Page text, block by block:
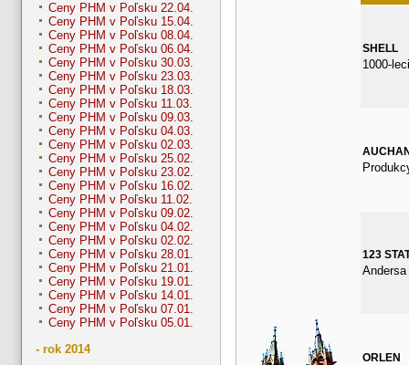
Ceny PHM v Poľsku 22.04.
Ceny PHM v Poľsku 15.04.
Ceny PHM v Poľsku 08.04.
Ceny PHM v Poľsku 06.04.
Ceny PHM v Poľsku 30.03.
Ceny PHM v Poľsku 23.03.
Ceny PHM v Poľsku 18.03.
Ceny PHM v Poľsku 11.03.
Ceny PHM v Poľsku 09.03.
Ceny PHM v Poľsku 04.03.
Ceny PHM v Poľsku 02.03.
Ceny PHM v Poľsku 25.02.
Ceny PHM v Poľsku 23.02.
Ceny PHM v Poľsku 16.02.
Ceny PHM v Poľsku 11.02.
Ceny PHM v Poľsku 09.02.
Ceny PHM v Poľsku 04.02.
Ceny PHM v Poľsku 02.02.
Ceny PHM v Poľsku 28.01.
Ceny PHM v Poľsku 21.01.
Ceny PHM v Poľsku 19.01.
Ceny PHM v Poľsku 14.01.
Ceny PHM v Poľsku 07.01.
Ceny PHM v Poľsku 05.01.
- rok 2014
SHELL
1000-
123
Andersa
ORLEN